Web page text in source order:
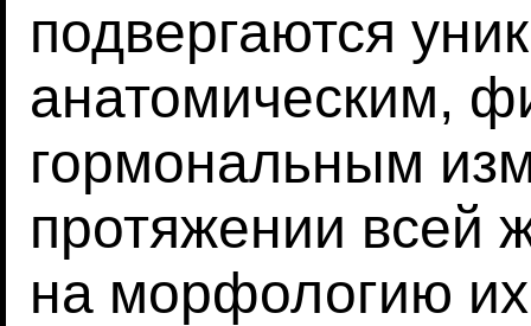
подвергаются
анатомическим,
гормональным
протяжении всей
на морфологию